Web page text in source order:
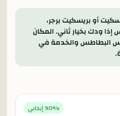
أو بريسكيت برجر،
ودك بخيار ثاني. المكان
بس البطاطس والخدمة في
90% إيجابي